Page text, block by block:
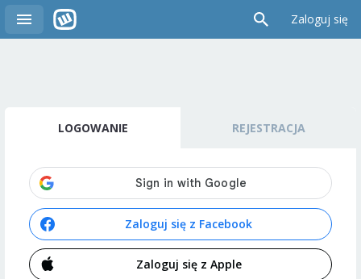
Zaloguj się
LOGOWANIE REJESTRACJA
Zaloguj się z Facebook
Zaloguj się z Apple